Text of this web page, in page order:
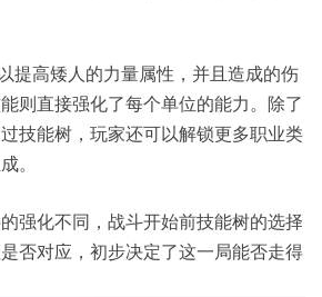
提高矮人的力量属性，并且造成的伤
则直接强化了每个单位的能力。除了
技能树，玩家还可以解锁更多职业类
。
强化不同，战斗开始前技能树的选择
否对应，初步决定了这一局能否走得